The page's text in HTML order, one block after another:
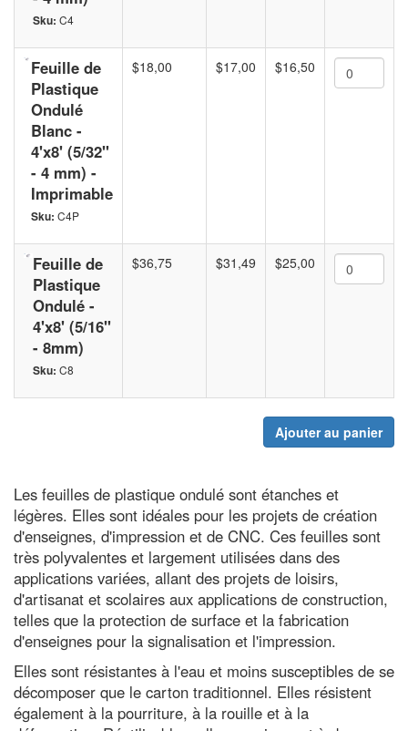
Sku: C4
Feuille de
Plastique
Ondulé
Blanc -
4'x8' (5/32"
- 4 mm) -
Imprimable
Sku: C4P
$18,00 $17,00 $16,50
Feuille de
Plastique
Ondulé -
4'x8' (5/16"
- 8mm)
Sku: C8
$36,75 $31,49 $25,00
Ajouter au panier
Les feuilles de plastique ondulé sont étanches et
légères. Elles sont idéales pour les projets de création
d'enseignes, d'impression et de CNC. Ces feuilles sont
très polyvalentes et largement utilisées dans des
applications variées, allant des projets de loisirs,
d'artisanat et scolaires aux applications de construction,
telles que la protection de surface et la fabrication
d'enseignes pour la signalisation et l'impression.
Elles sont résistantes à l'eau et moins susceptibles de se
décomposer que le carton traditionnel. Elles résistent
également à la pourriture, à la rouille et à la